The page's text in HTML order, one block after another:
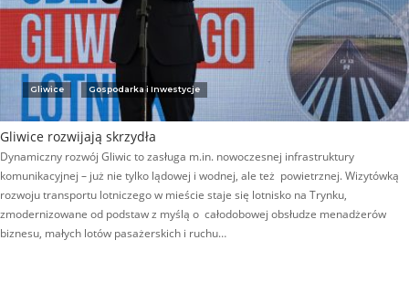
Gliwice Gospodarka i Inwestycje
Gliwice rozwijają skrzydła
Dynamiczny rozwój Gliwic to zasługa m.in. nowoczesnej infrastruktury
komunikacyjnej – już nie tylko lądowej i wodnej, ale też powietrznej. Wizytówką
rozwoju transportu lotniczego w mieście staje się lotnisko na Trynku,
zmodernizowane od podstaw z myślą o całodobowej obsłudze menadżerów
biznesu, małych lotów pasażerskich i ruchu…